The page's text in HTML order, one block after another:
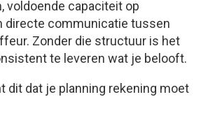
voldoende capaciteit op
directe communicatie tussen
Zonder die structuur is het
te leveren wat je belooft.
dit dat je planning rekening moet